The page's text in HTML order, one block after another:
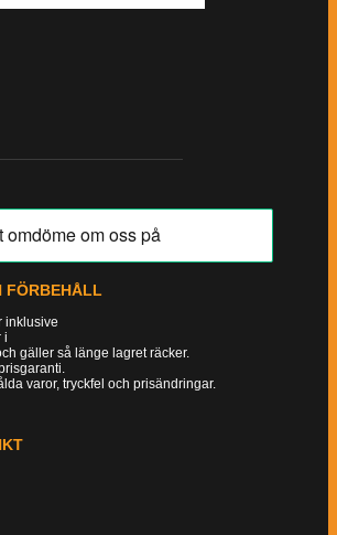
FÖRBEHÅLL
inklusive
i
gäller så länge lagret räcker.
varor, tryckfel och prisändringar.